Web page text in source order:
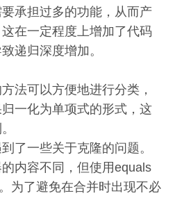
承担过多的功能，从而产
在一定程度上增加了代码
递归深度增加。
法可以方便地进行分类，
一化为单项式的形式，这
了一些关于克隆的问题。
内容不同，但使用equals
为了避免在合并时出现不必